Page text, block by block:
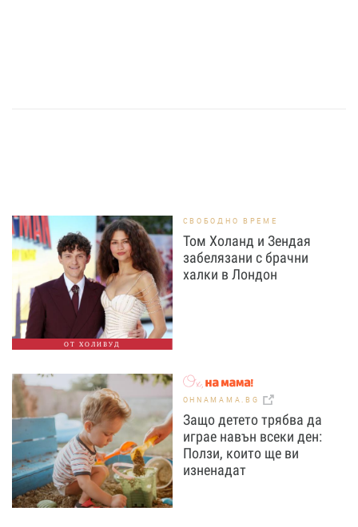
ОТ ХОЛИВУД
СВОБОДНО ВРЕМЕ
Том Холанд и Зендая
забелязани с брачни
халки в Лондон
OHNAMAMA.BG
Защо детето трябва да
играе навън всеки ден:
Ползи, които ще ви
изненадат